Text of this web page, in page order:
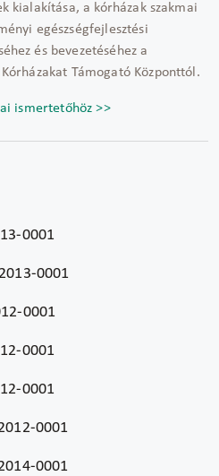
kialakítása, a kórházak szakmai
egészségfejlesztési
és bevezetéséhez a
Támogató Központtól.
ismertetőhöz >>
0001
0001
0001
0001
0001
0001
0001